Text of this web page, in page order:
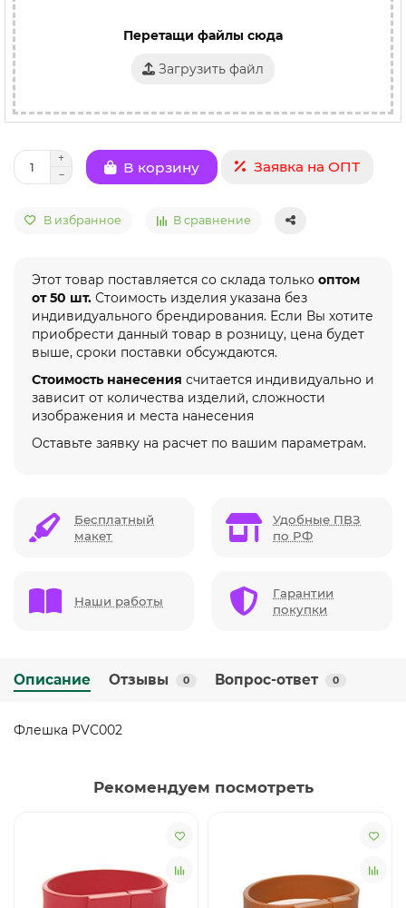
Перетащи файлы сюда
Загрузить файл
В корзину Заявка на ОПТ
В избранное В сравнение
Этот товар поставляется со склада только оптом
от 50 шт. Стоимость изделия указана без
индивидуального брендирования. Если Вы хотите
приобрести данный товар в розницу, цена будет
выше, сроки поставки обсуждаются.
Стоимость нанесения считается индивидуально и
зависит от количества изделий, сложности
изображения и места нанесения
Оставьте заявку на расчет по вашим параметрам.
Бесплатный
макет
Удобные ПВЗ
по РФ
Наши работы
Гарантии
покупки
Описание Отзывы 0 Вопрос-ответ 0
Флешка PVC002
Рекомендуем посмотреть